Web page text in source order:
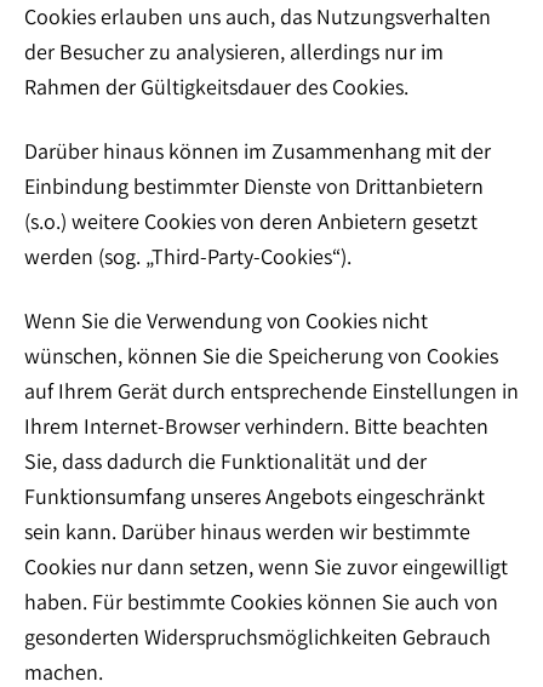
Cookies erlauben uns auch, das Nutzungsverhalten
der Besucher zu analysieren, allerdings nur im
Rahmen der Gültigkeitsdauer des Cookies.
Darüber hinaus können im Zusammenhang mit der
Einbindung bestimmter Dienste von Drittanbietern
(s.o.) weitere Cookies von deren Anbietern gesetzt
werden (sog. „Third-Party-Cookies“).
Wenn Sie die Verwendung von Cookies nicht
wünschen, können Sie die Speicherung von Cookies
auf Ihrem Gerät durch entsprechende Einstellungen in
Ihrem Internet-Browser verhindern. Bitte beachten
Sie, dass dadurch die Funktionalität und der
Funktionsumfang unseres Angebots eingeschränkt
sein kann. Darüber hinaus werden wir bestimmte
Cookies nur dann setzen, wenn Sie zuvor eingewilligt
haben. Für bestimmte Cookies können Sie auch von
gesonderten Widerspruchsmöglichkeiten Gebrauch
machen.